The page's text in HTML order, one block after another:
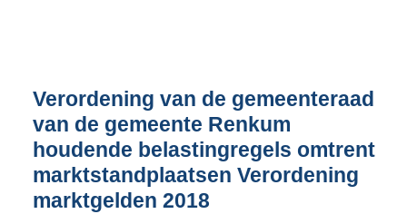
r
o
o
t
t
Verordening van de gemeenteraad
van de gemeente Renkum
houdende belastingregels omtrent
marktstandplaatsen Verordening
marktgelden 2018